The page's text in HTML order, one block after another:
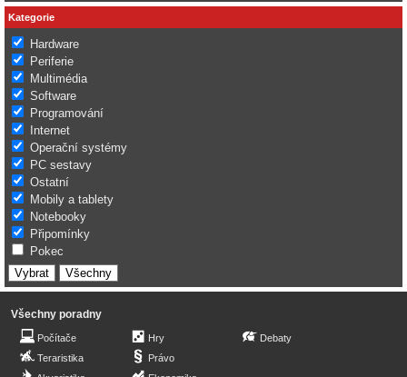
Kategorie
Hardware
Periferie
Multimédia
Software
Programování
Internet
Operační systémy
PC sestavy
Ostatní
Mobily a tablety
Notebooky
Připomínky
Pokec
Všechny poradny
Počítače
Teraristika
Hry
Právo
Debaty